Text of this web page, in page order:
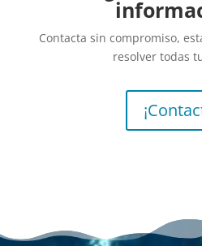
Contacta sin compromiso,
resolver todas